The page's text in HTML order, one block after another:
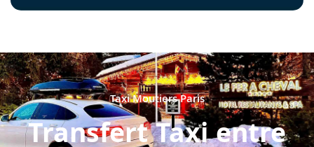
Taxi Moutiers Paris
Transfert Taxi entre